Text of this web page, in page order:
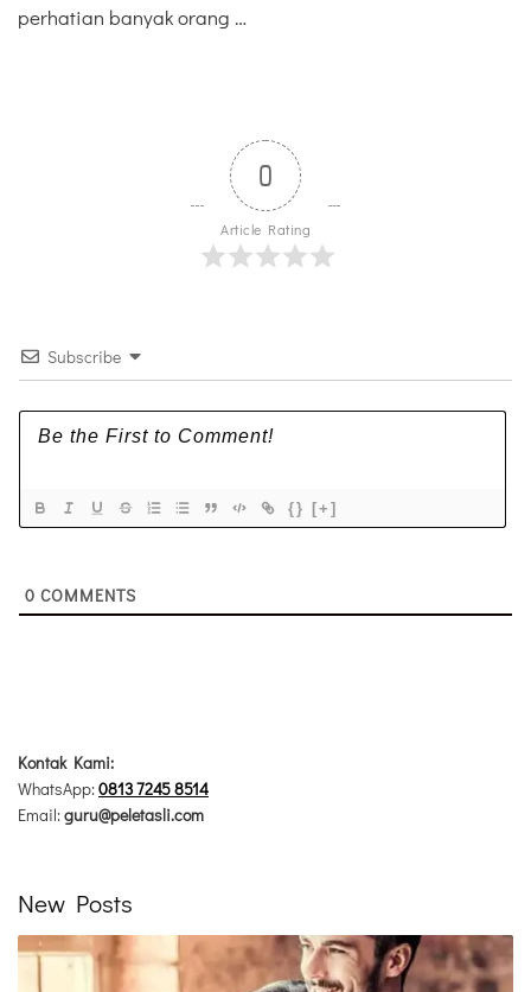
perhatian banyak orang …
0
Article Rating
Subscribe
{} [+]
0 COMMENTS
Kontak Kami:
WhatsApp:0813 7245 8514
Email:guru@peletasli.com
New Posts